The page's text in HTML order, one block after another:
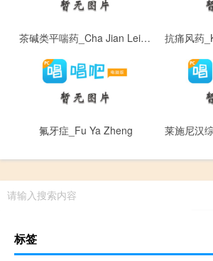
茶碱类平喘药_Cha Jian Lei Ping Chuan Yao
氟牙症_Fu Ya Zheng
请输入搜索内容
标签